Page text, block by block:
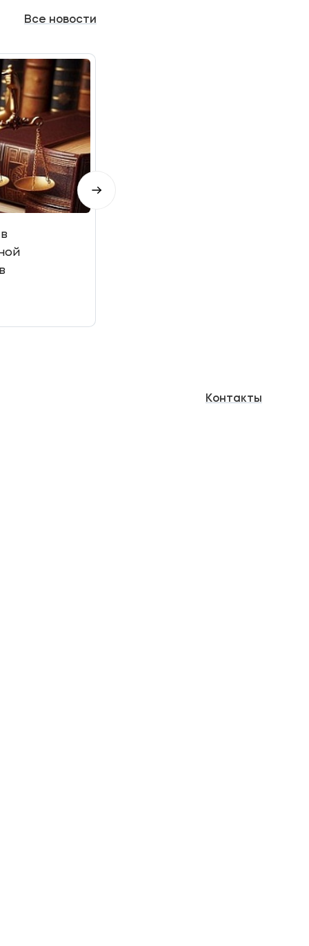
Все новости
Контакты